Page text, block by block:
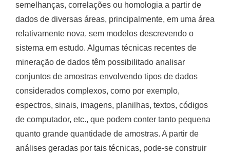
semelhanças, correlações ou homologia a partir de
dados de diversas áreas, principalmente, em uma área
relativamente nova, sem modelos descrevendo o
sistema em estudo. Algumas técnicas recentes de
mineração de dados têm possibilitado analisar
conjuntos de amostras envolvendo tipos de dados
considerados complexos, como por exemplo,
espectros, sinais, imagens, planilhas, textos, códigos
de computador, etc., que podem conter tanto pequena
quanto grande quantidade de amostras. A partir de
análises geradas por tais técnicas, pode-se construir